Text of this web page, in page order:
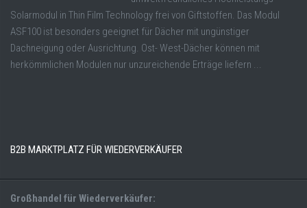
Solarmodul in Thin Film Technology frei von Giftstoffen. Das Modul
ASF100 ist besonders geeignet für Dächer mit ungünstiger
Dachneigung oder Ausrichtung. Ost- West-Dächer können mit
herkömmlichen Modulen nur unzureichende Erträge liefern ...
B2B MARKTPLATZ FÜR WIEDERVERKÄUFER
Großhandel für Wiederverkäufer: